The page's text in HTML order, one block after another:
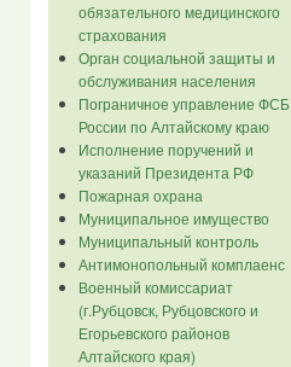
обязательного медицинского
страхования
Орган социальной защиты и
обслуживания населения
Пограничное управление ФСБ
России по Алтайскому краю
Исполнение поручений и
указаний Президента РФ
Пожарная охрана
Муниципальное имущество
Муниципальный контроль
Антимонопольный комплаенс
Военный комиссариат
(г.Рубцовск, Рубцовского и
Егорьевского районов
Алтайского края)